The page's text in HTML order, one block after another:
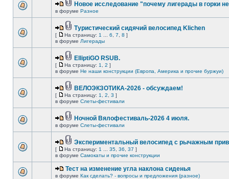
Новое исследование "почему лигерады в горки
в форуме Разное
Туристический сидячий велосипед Klichen
[ На страницу: 1 6 7 8 ]
в форуме Лигерады
ElliptiGO RSUB.
[ На страницу: 1 2 ]
в форуме Не наши конструкции (Европа, Америка и прочие буржуи)
ВЕЛОЭКЗОТИКА-2026 - обсуждаем!
[ На страницу: 1 2 3 ]
в форуме Слеты-фестивали
Ночной Вялофестиваль-2026 4 июля.
в форуме Слеты-фестивали
Экспериментальный велосипед с рычажным
[ На страницу: 1 35 36 37 ]
в форуме Самокаты и прочие конструкции
Тест на изменение угла наклона сиденья
в форуме Как сделать? - вопросы и предложения (разное)